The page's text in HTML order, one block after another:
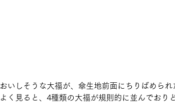
おいしそうな大福が、傘生地前面にちりばめられ
よく見ると、4種類の大福が規則的に並んでおり